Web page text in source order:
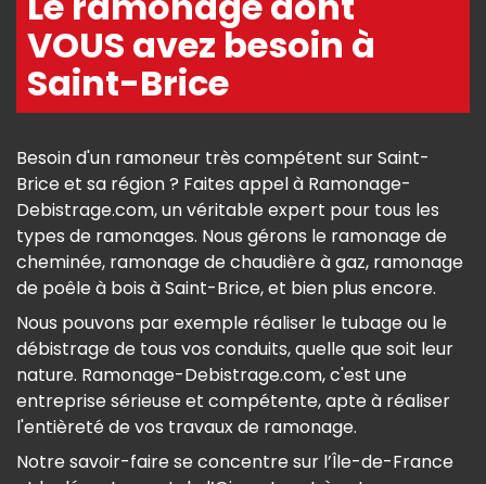
VOUS avez besoin à
Saint-Brice
Besoin d'un ramoneur très compétent sur Saint-
Brice et sa région ? Faites appel à Ramonage-
Debistrage.com, un véritable expert pour tous les
types de ramonages. Nous gérons le ramonage de
cheminée, ramonage de chaudière à gaz, ramonage
de poêle à bois à Saint-Brice, et bien plus encore.
Nous pouvons par exemple réaliser le tubage ou le
débistrage de tous vos conduits, quelle que soit leur
nature. Ramonage-Debistrage.com, c'est une
entreprise sérieuse et compétente, apte à réaliser
l'entièreté de vos travaux de ramonage.
Notre savoir-faire se concentre sur l’Île-de-France